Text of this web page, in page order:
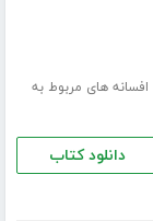
افسانه های مربوط به
دانلود کتاب